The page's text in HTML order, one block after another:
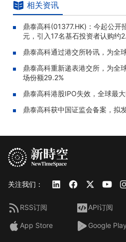
相关资讯
鼎泰高科(01377.HK)：今起公
元，引入17名基石投资者认购约
鼎泰高科通过港交所聆讯，为全
鼎泰高科重新递表港交所，为全
场份额29.2%
鼎泰高科港股IPO失效，全球最
鼎泰高科获中国证监会备案，拟
关注我们：
RSS订阅 API订阅
App Store Google Play